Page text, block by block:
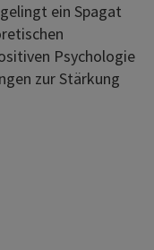
ein Spagat
Psychologie
zur Stärkung